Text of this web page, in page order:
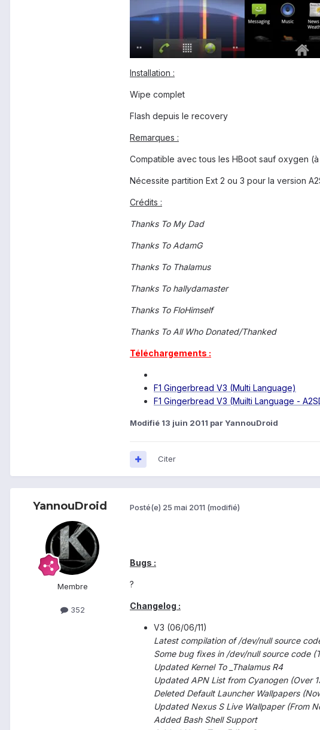
Installation :
Wipe complet
Flash depuis le recovery
Remarques :
Compatible avec tous les HBoot sauf oxygen
Nécessite partition Ext 2 ou 3 pour la version
Crédits :
Thanks To My Dad
Thanks To AdamG
Thanks To Thalamus
Thanks To hallydamaster
Thanks To FloHimself
Thanks To All Who Donated/Thanked
Téléchargements :
F1 Gingerbread V3 (Multi Language)
F1 Gingerbread V3 (Muilti Language -
Modifié 13 juin 2011 par YannouDroid
Citer
YannouDroid
Membre
352
Posté(e) 25 mai 2011 (modifié)
Bugs :
?
Changelog :
V3 (06/06/11)
Latest compilation of /dev/null source
Some bug fixes in /dev/null source code
Updated Kernel To _Thalamus R4
Updated APN List from Cyanogen (Over
Deleted Default Launcher Wallpapers
Updated Nexus S Live Wallpaper (From
Added Bash Shell Support